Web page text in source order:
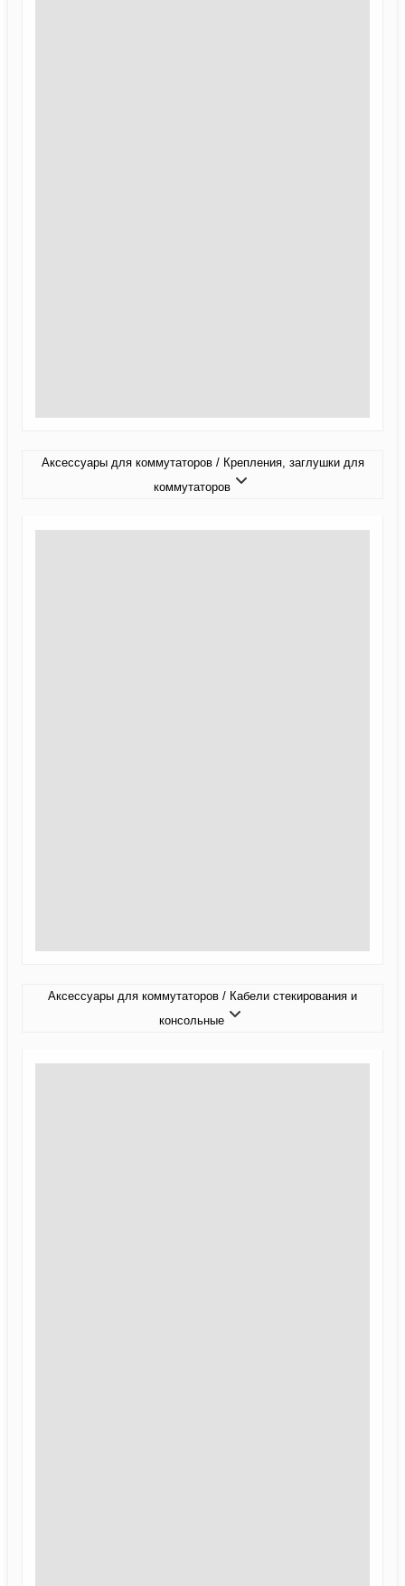
Аксессуары для коммутаторов / Крепления, заглушки для
коммутаторов
Аксессуары для коммутаторов / Кабели стекирования и
консольные